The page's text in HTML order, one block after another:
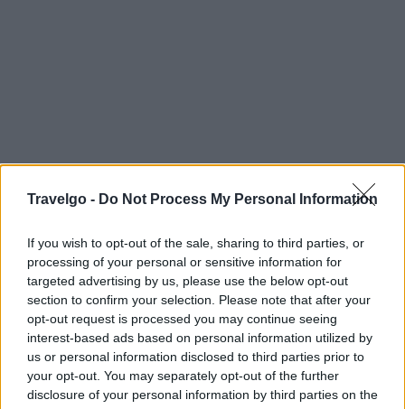
Travelgo - Do Not Process My Personal Information
If you wish to opt-out of the sale, sharing to third parties, or
processing of your personal or sensitive information for
targeted advertising by us, please use the below opt-out
section to confirm your selection. Please note that after your
opt-out request is processed you may continue seeing
interest-based ads based on personal information utilized by
us or personal information disclosed to third parties prior to
your opt-out. You may separately opt-out of the further
disclosure of your personal information by third parties on the